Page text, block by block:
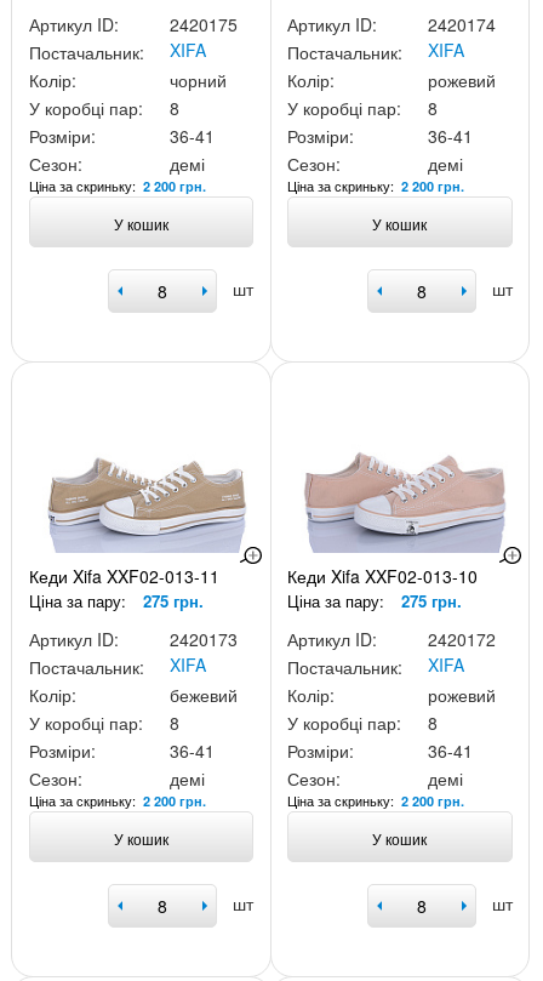
Артикул ID:
2420175
Постачальник:
XIFA
Колір:
чорний
У коробці пар:
8
Розміри:
36-41
Сезон:
демі
Ціна за скриньку: 2 200 грн.
У кошик
шт
Артикул ID:
2420174
Постачальник:
XIFA
Колір:
рожевий
У коробці пар:
8
Розміри:
36-41
Сезон:
демі
Ціна за скриньку:2 200 грн.
У кошик
шт
Кеди Xifa XXF02-013-11
Ціна за пару: 275 грн.
Артикул ID:
2420173
Постачальник:
XIFA
Колір:
бежевий
У коробці пар:
8
Розміри:
36-41
Сезон:
демі
Ціна за скриньку: 2 200 грн.
У кошик
шт
Кеди Xifa XXF02-013-10
Ціна за пару: 275 грн.
Артикул ID:
2420172
Постачальник:
XIFA
Колір:
рожевий
У коробці пар:
8
Розміри:
36-41
Сезон:
демі
Ціна за скриньку:2 200 грн.
У кошик
шт